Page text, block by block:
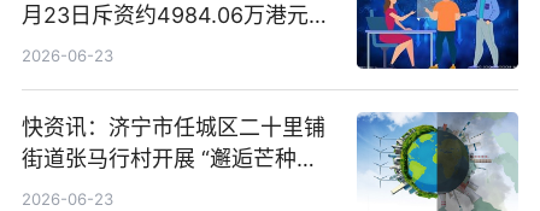
月23日斥资约4984.06万港元回
购160.50万股
2026-06-23
快资讯：济宁市任城区二十里铺
街道张马行村开展 “邂逅芒种节
气 传承农耕文化” 宣传活动
2026-06-23